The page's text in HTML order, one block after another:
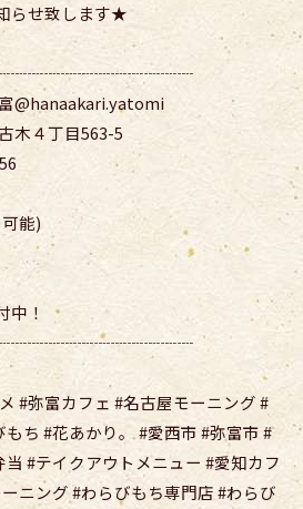
らせ致します★
@hanaakari.yatomi
木４丁目563-5
能)
中！
#弥富カフェ #名古屋モーニング #
ち #花あかり。 #愛西市 #弥富市 #
#テイクアウトメニュー #愛知カフ
ニング #わらびもち専門店 #わらび